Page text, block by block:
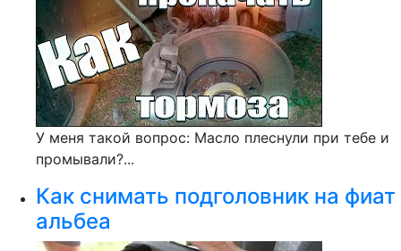
У меня такой вопрос: Масло плеснули при тебе и
промывали?...
Как снимать подголовник на фиат
альбеа